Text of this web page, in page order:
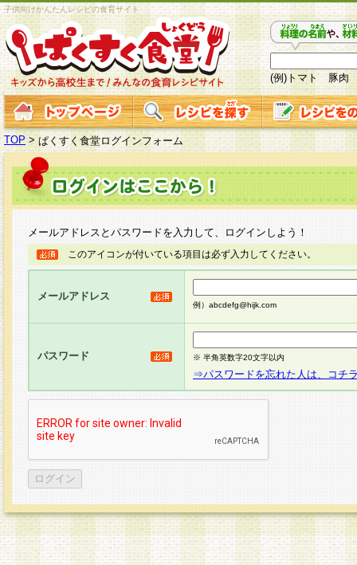
子供向けかんたんレシピの食育サイト
(例)トマト 豚肉
TOP > ぱくすく食堂ログインフォーム
メールアドレスとパスワードを入力して、ログインしよう！
このアイコンが付いている項目は必ず入力してください。
メールアドレス
例）abcdefg@hijk.com
パスワード ※ 半角英数字20文字以内
⇒パスワードを忘れた人は、コチ